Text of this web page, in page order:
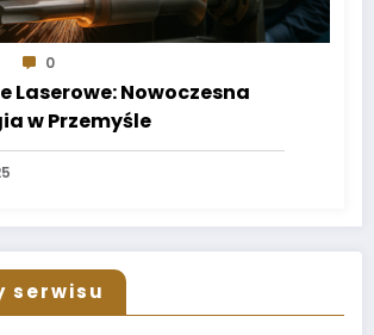
0
Laserowe: Nowoczesna
w Przemyśle
serwisu